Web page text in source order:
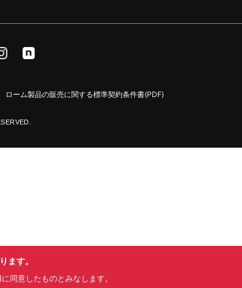
ローム製品の販売に関する標準契約条件書(PDF)
ます。
同意したものとみなします。